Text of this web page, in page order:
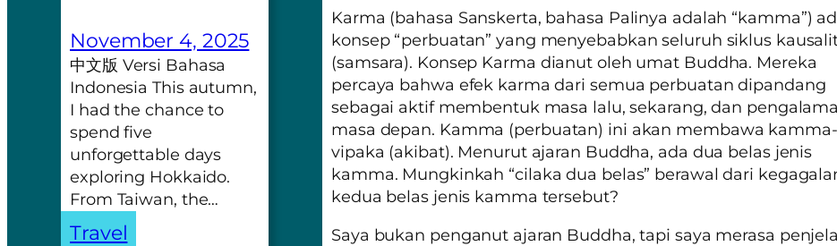
November 4, 2025
中文版 Versi Bahasa
Indonesia This autumn,
I had the chance to
spend five
unforgettable days
exploring Hokkaido.
From Taiwan, the…
Travel
Karma (bahasa Sanskerta, bahasa Palinya adalah “kamma”)
konsep “perbuatan” yang menyebabkan seluruh siklus
(samsara). Konsep Karma dianut oleh umat Buddha. Mereka
percaya bahwa efek karma dari semua perbuatan dipandang
sebagai aktif membentuk masa lalu, sekarang, dan
masa depan. Kamma (perbuatan) ini akan membawa kamma-
vipaka (akibat). Menurut ajaran Buddha, ada dua belas jenis
kamma. Mungkinkah “cilaka dua belas” berawal dari
kedua belas jenis kamma tersebut?
Saya bukan penganut ajaran Buddha, tapi saya merasa